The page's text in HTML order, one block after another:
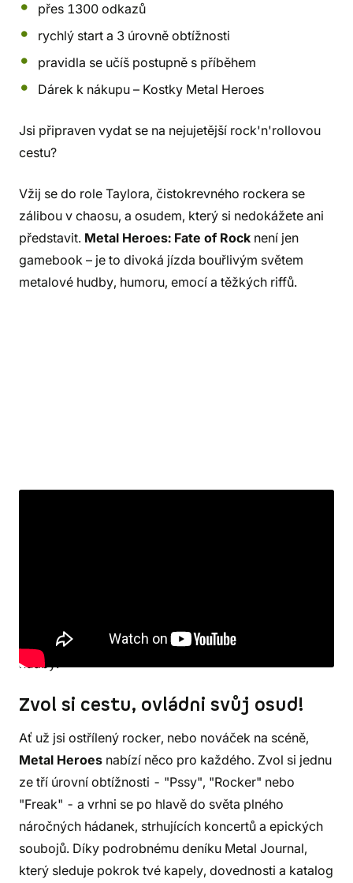
přes 1300 odkazů
rychlý start a 3 úrovně obtížnosti
pravidla se učíš postupně s příběhem
Dárek k nákupu – Kostky Metal Heroes
Jsi připraven vydat se na nejujetější rock'n'rollovou
cestu?
Vžij se do role Taylora, čistokrevného rockera se
zálibou v chaosu, a osudem, který si nedokážete ani
představit. Metal Heroes: Fate of Rock není jen
gamebook – je to divoká jízda bouřlivým světem
metalové hudby, humoru, emocí a těžkých riffů.
postav se legendárním postavám a zachraň svět
hudby.
Zvol si cestu, ovládni svůj osud!
Ať už jsi ostřílený rocker, nebo nováček na scéně,
Metal Heroes nabízí něco pro každého. Zvol si jednu
ze tří úrovní obtížnosti - "Pssy", "Rocker" nebo
"Freak" - a vrhni se po hlavě do světa plného
náročných hádanek, strhujících koncertů a epických
soubojů. Díky podrobnému deníku Metal Journal,
který sleduje pokrok tvé kapely, dovednosti a katalog